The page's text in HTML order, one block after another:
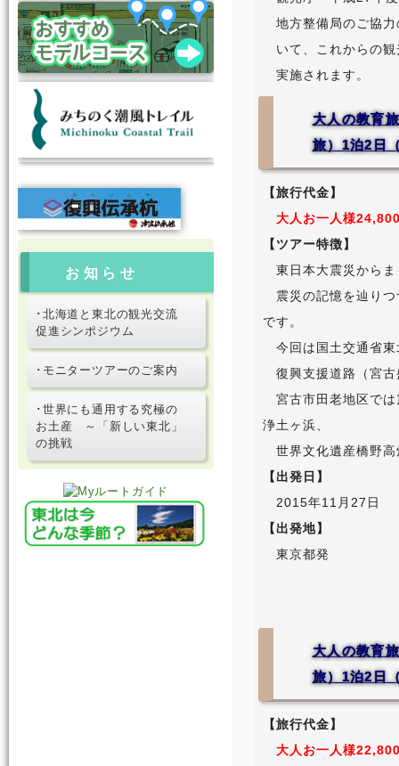
お知らせ
･北海道と東北の観光交流
促進シンポジウム
･モニターツアーのご案内
･世界にも通用する究極の
お土産 ～「新しい東北」
の挑戦
地方整備局のご協
いて、これからの
実施されます。
大人の教育
旅）1泊2日
【旅行代金】
大人お一人様
【ツアー特徴】
東日本大震災からま
震災の記憶を辿りつ
です。
今回は国土交通省東
復興支援道路（宮古
宮古市田老地区では
浄土ヶ浜、
世界文化遺産橋野高
【出発日】
2015年11月27日
【出発地】
東京都発
大人の教育
旅）1泊2日
【旅行代金】
大人お一人様